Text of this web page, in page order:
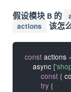
假设模块 B 的
actions
该怎
const actions
    async
[
const {
try {